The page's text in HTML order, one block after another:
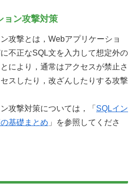
ョン攻撃対策
攻撃とは，Webアプリケーショ
不正なSQL文を入力して想定外の
により，通常はアクセスが禁止さ
スしたり，改ざんしたりする攻撃
攻撃対策については，「 SQLイン
基礎まとめ 」を参照してくださ